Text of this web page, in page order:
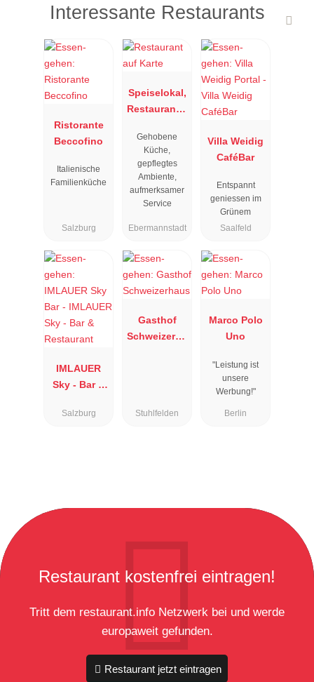
Interessante Restaurants
Ristorante
Beccofino
Italienische
Familienküche
Salzburg
Speiselokal,
Restaurant "
"
Gehobene
Küche,
gepflegtes
Ambiente,
aufmerksamer
Service
Ebermannstadt
Villa Weidig
CaféBar
Entspannt
geniessen im
Grünem
Saalfeld
IMLAUER
Sky - Bar &
Salzburg
Gasthof
Schweizerha
Stuhlfelden
Marco Polo
Uno
"Leistung ist
unsere
Werbung!"
Berlin
Restaurant kostenfrei eintragen!
Tritt dem restaurant.info Netzwerk bei und werde
europaweit gefunden.
Restaurant jetzt eintragen